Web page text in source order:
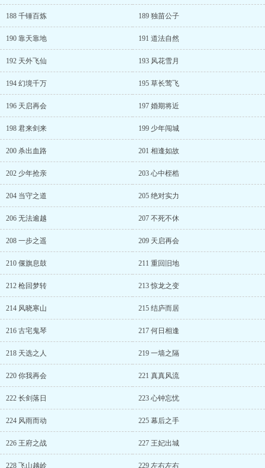
188 千锤百炼 189 独苗公子
190 靠天靠地 191 道法自然
192 天外飞仙 193 风花雪月
194 幻境千万 195 草长莺飞
196 天启再会 197 婚期将近
198 君来剑来 199 少年闯城
200 杀出血路 201 相逢如故
202 少年抢亲 203 心中桎梏
204 当守之道 205 绝对实力
206 无法逾越 207 不死不休
208 一步之遥 209 天启再会
210 偃旗息鼓 211 重回旧地
212 枪回梦转 213 惊龙之变
214 风晓寒山 215 结庐而居
216 古宅鬼琴 217 何日相逢
218 天选之人 219 一墙之隔
220 你我再会 221 真真风流
222 长剑落日 223 心钟忘忧
224 风雨而动 225 幕后之手
226 王府之战 227 王妃出城
228 飞山越岭 229 左右左右